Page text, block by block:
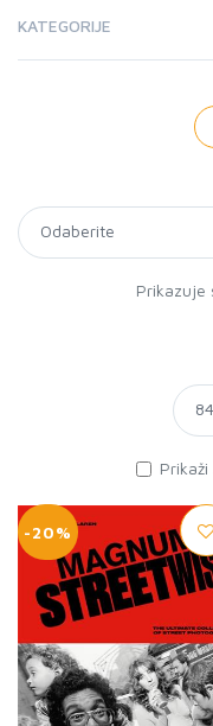
KATEGORIJE
Prikazuje
-20%